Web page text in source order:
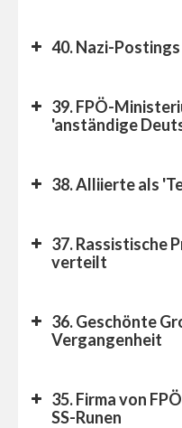
40. Nazi-
39. FPÖ-
'anständige
38. Alliierte als
37. Rassistische
verteilt
36. Geschönte
Vergangenheit
35. Firma von
SS-Runen